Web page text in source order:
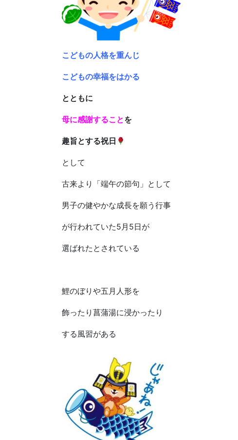
こどもの人格を重んじ
こどもの幸福をはかる
とともに
母に感謝することを
趣旨とする祝日
として
古来より「端午の節句」として
男子の健やかな成長を願う行事
が行われていた5月5日が
選ばれたとされている
鯉のぼりや五月人形を
飾ったり菖蒲湯に浸かったり
する風習がある